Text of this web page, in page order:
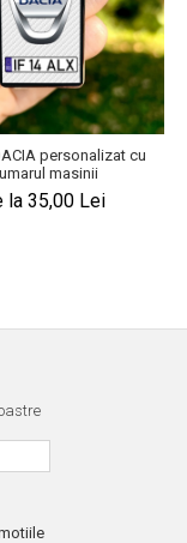
personalizat cu
masinii
la 35,00 Lei